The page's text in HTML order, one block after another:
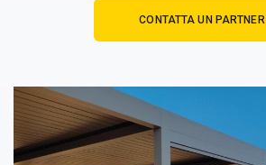
CONTATTA UN PARTNER